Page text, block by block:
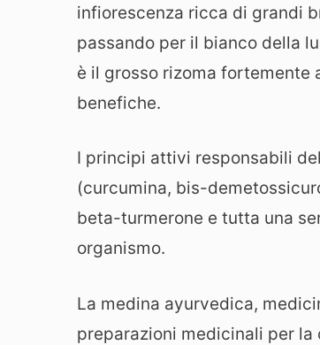
infiorescenza ricca di grandi
passando per il bianco della
è il grosso rizoma fortemente
benefiche.
I principi attivi responsabili
(curcumina, bis-
beta-turmerone e tutta una
organismo.
La medina ayurvedica,
preparazioni medicinali per